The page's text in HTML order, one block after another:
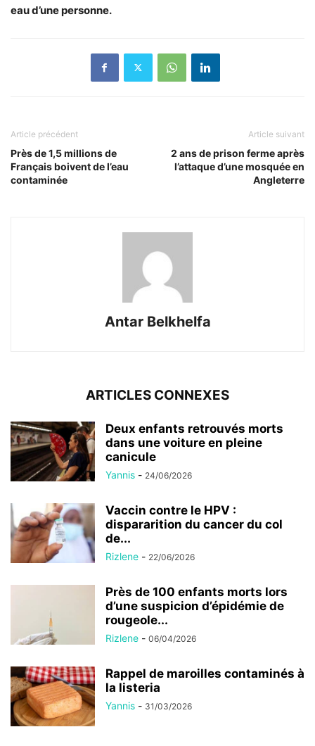
eau d’une personne.
Article précédent
Près de 1,5 millions de
Français boivent de l’eau
contaminée
Article suivant
2 ans de prison ferme après
l’attaque d’une mosquée en
Angleterre
Antar Belkhelfa
ARTICLES CONNEXES
Deux enfants retrouvés morts
dans une voiture en pleine
canicule
Yannis - 24/06/2026
Vaccin contre le HPV :
dispararition du cancer du col
de...
Rizlene - 22/06/2026
Près de 100 enfants morts lors
d’une suspicion d’épidémie de
rougeole...
Rizlene - 06/04/2026
Rappel de maroilles contaminés à
la listeria
Yannis - 31/03/2026